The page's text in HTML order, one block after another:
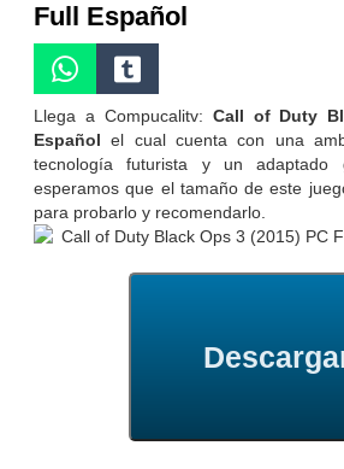
Full Español
Llega a Compucalitv: Call of Duty
Españolel cual cuenta con una
tecnología futurista y un adaptado
esperamos que el tamaño de este
para probarlo y recomendarlo.